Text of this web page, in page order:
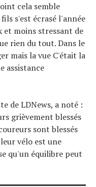
cela semble
s'est écrasé l'année
et moins stressant de
rien du tout. Dans le
mais la vue C'était la
assistance
de LDNews, a noté :
grièvement blessés
sont blessés
vélo est une
qu'un équilibre peut